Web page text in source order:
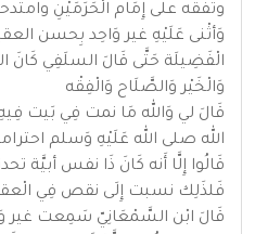
وتفقه على إِمَام الْحَرَمَيْنِ
وَأثْنى عَلَيْهِ غير وَاحِد بِحسن
الْفَضِيلَة حَتَّى قَالَ السلَفِي كَانَ
وَالْخَيْر وَالصَّلَاح وَالْفِقْه
قَالَ لي وَالله مَا نمت فِي بَيت
الله صلى الله عَلَيْهِ وَسلم
قَالُوا إِلَّا أَنه كَانَ ذَا نفس أبيَّة
فَلذَلِك نسبت إِلَى نقص فِي
قَالَ ابْن السَّمْعَانِيّ سَمِعت غير